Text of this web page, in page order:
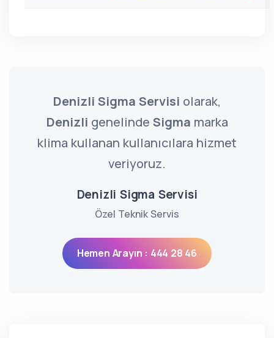
Denizli Sigma Servisi olarak,
Denizli genelinde Sigma marka
klima kullanan kullanıcılara hizmet
veriyoruz.
Denizli Sigma Servisi
Özel Teknik Servis
Hemen Arayın : 444 28 46